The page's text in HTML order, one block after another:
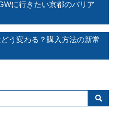
に行きたい京都のバリア
う変わる？購入方法の新常